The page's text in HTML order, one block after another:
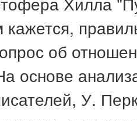
кажется,
об
основе
У.